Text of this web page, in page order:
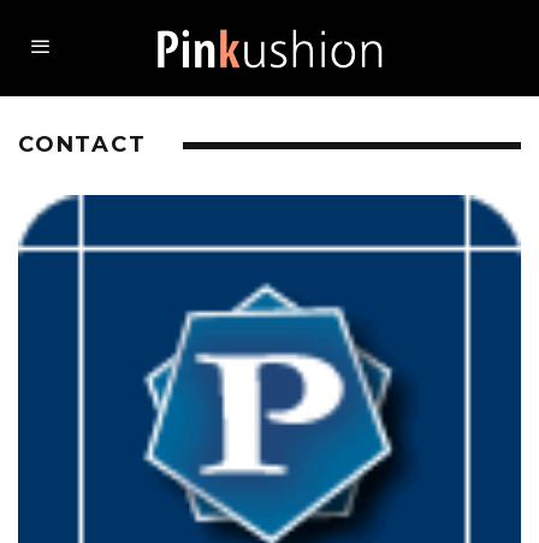
CONTACT